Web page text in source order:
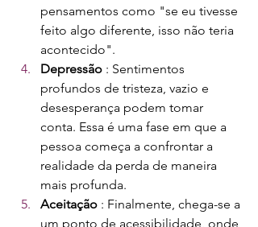
pensamentos como "se eu tivesse
feito algo diferente, isso não teria
acontecido".
Depressão : Sentimentos
profundos de tristeza, vazio e
desesperança podem tomar
conta. Essa é uma fase em que a
pessoa começa a confrontar a
realidade da perda de maneira
mais profunda.
Aceitação : Finalmente, chega-se a
um ponto de acessibilidade, onde